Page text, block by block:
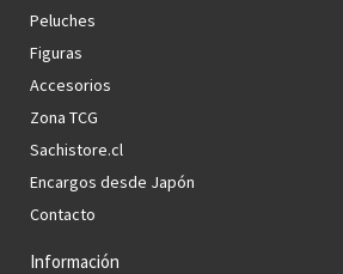
Peluches
Figuras
Accesorios
Zona TCG
Sachistore.cl
Encargos desde Japón
Contacto
Información